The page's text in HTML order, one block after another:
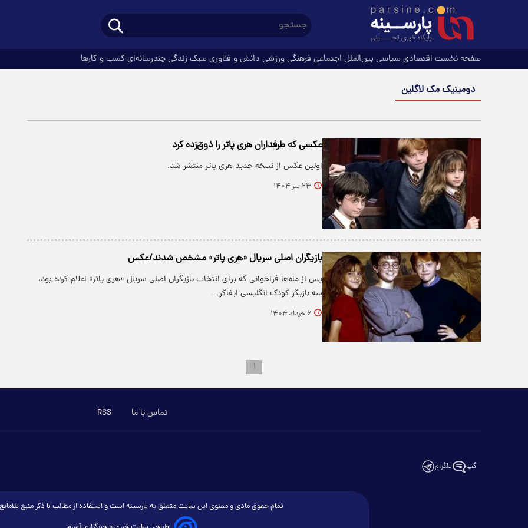
صفحه نخست اقتصادی سیاسی بین‌الملل اجتماعی فرهنگیورزشی دانش و فناوری سبک زندگیچندرسانه‌ای کسب و کارها
دومینیک مک لاگلین
عکسی که طرفداران هری پاتر را ذوق‌زده کرد
اولین عکس از نسخه جدید هری پاتر منتشر شد.
۲۳ تیر ۱۴۰۴
بازیگران اصلی سریال «هری پاتر» مشخص شدند/عکس
پس از ماه‌ها فراخوانی که برای انتخاب بازیگران اصلی سریال «هری پاتر» اعلام کرده بود،
سه بازیگر کودک انگلیسی ایفاگر…
۶ خرداد ۱۴۰۴
۱
تماس با ما RSS
گپ تلگرام
تمام حقوق مادی و معنوی این سایت متعلق به پارسینه است و استفاده از مطالب با ذکر منبع